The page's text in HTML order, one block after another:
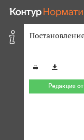
Редакция